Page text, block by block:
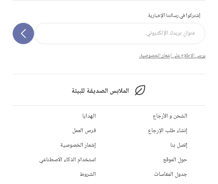
إشتركوا في رسالتنا الإخبارية
يرجى الاطلاع على إشعار الخصوصية.
الملابس الصديقة للبيئة
الشحن و الأرجاع
إنشاء طلب الإرجاع
إتصل بنا
حول الموقع
جدول المقاسات
الهدايا
فرص العمل
إشعار الخصوصية
استخدام الذكاء الاصطناعي
الشروط